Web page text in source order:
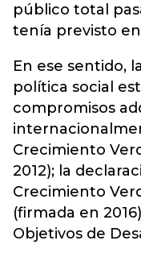
público total
tenía previsto en
En ese sentido,
política social
compromisos
Crecimiento
2012); la
Crecimiento
(firmada en
Objetivos de